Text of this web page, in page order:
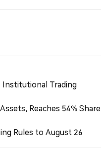
Institutional Trading
Reaches 54% Share
Rules to August 26